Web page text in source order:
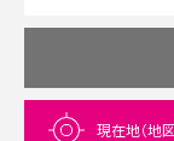
データチ
現在地（地図